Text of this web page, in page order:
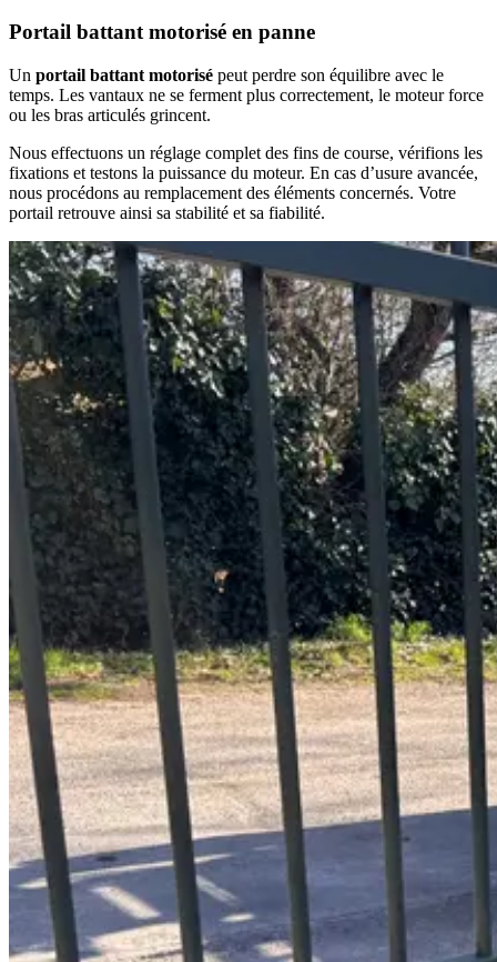
Portail battant motorisé en panne
Un portail battant motorisé peut perdre son équilibre avec le
temps. Les vantaux ne se ferment plus correctement, le moteur force
ou les bras articulés grincent.
Nous effectuons un réglage complet des fins de course, vérifions les
fixations et testons la puissance du moteur. En cas d’usure avancée,
nous procédons au remplacement des éléments concernés. Votre
portail retrouve ainsi sa stabilité et sa fiabilité.